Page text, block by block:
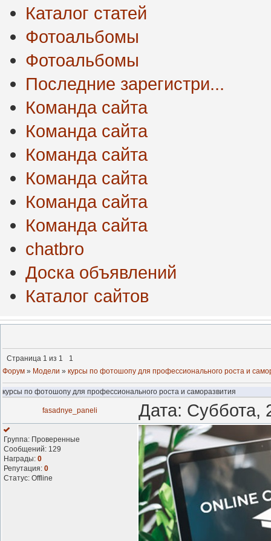
Каталог статей
Фотоальбомы
Фотоальбомы
Последние зарегистри...
Команда сайта
Команда сайта
Команда сайта
Команда сайта
Команда сайта
Команда сайта
chatbro
Доска объявлений
Каталог сайтов
Страница 1 из 1
1
Форум » Модели » курсы по фотошопу для профессионального роста и
курсы по фотошопу для профессионального роста и саморазвития
fasadnye_paneli Дата:
Группа: Проверенные
Сообщений: 129
Награды: 0
Репутация: 0
Статус: Offline